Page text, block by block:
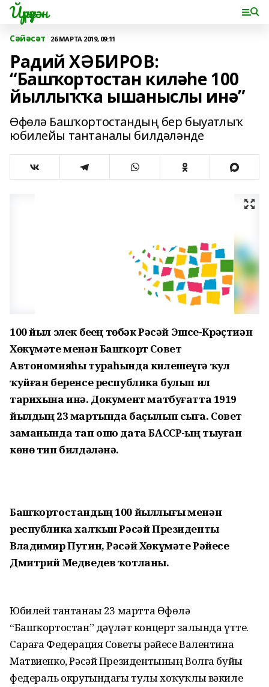
Йүрүҙән
Сәйәсәт 26 МАРТА 2019, 09:11
Радий ХӘБИРОВ:
“Башҡортостан киләһе 100
йыллыҡҡа ышаныслы инә”
Өфөлә Башҡортостандың бер быуатлыҡ
юбилейы тантаналы билдәләнде
100 йыл элек беҙҙең төбәк Рәсәй Эшсе-Крәҫтиән
Хөкүмәте менән Башҡорт Совет
Автономияһы тураһында килешеүгә ҡул
ҡуйған беренсе республика булып ил
тарихына инә. Документ матбуғатта 1919
йылдың 23 мартында баҫылып сыға. Совет
заманында тап ошо дата БАССР-ҙың тыуған
көнө тип билдәләнә.
Башҡортостандың 100 йыл­лығы менән
республика халҡын Рәсәй Президенты
Владимир Путин, Рәсәй Хөкүмәте Рәйесе
Дмитрий Медведев ҡотланы.
Юбилей тантанаһы 23 мартта Өфөлә
“Башҡортостан” дәүләт концерт залында үтте.
Сараға Федерация Советы рәйесе Валентина
Матвиенко, Рәсәй Президентының Волга буйы
федераль округындағы тулы хоҡуҡлы вәкиле